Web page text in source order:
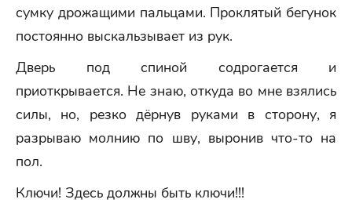
сумку дрожащими пальцами. Проклятый бегунок
постоянно выскальзывает из рук.
Дверь под спиной содрогается и
приоткрывается. Не знаю, откуда во мне взялись
силы, но, резко дёрнув руками в сторону, я
разрываю молнию по шву, выронив что-то на
пол.
Ключи! Здесь должны быть ключи!!!